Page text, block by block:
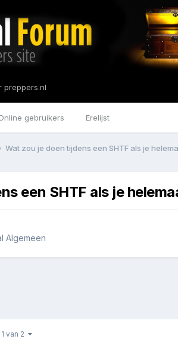
gebruikers Erelijst
preppers.nl
Wat zou je doen tijdens een SHTF als je
een SHTF als je
Algemeen
van 2